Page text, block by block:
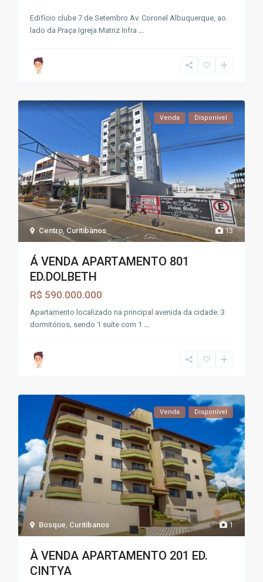
Edifício clube 7 de Setembro Av. Coronel Albuquerque, ao
lado da Praça Igreja Matriz Infra
13
Centro Curitibanos
Venda Disponível
Á VENDA APARTAMENTO 801
ED.DOLBETH
R$ 590.000.000
Apartamento localizado na principal avenida da cidade. 3
dormitórios, sendo 1 suíte com 1
1
Bosque, Curitibanos
Venda Disponível
À VENDA APARTAMENTO 201 ED.
CINTYA